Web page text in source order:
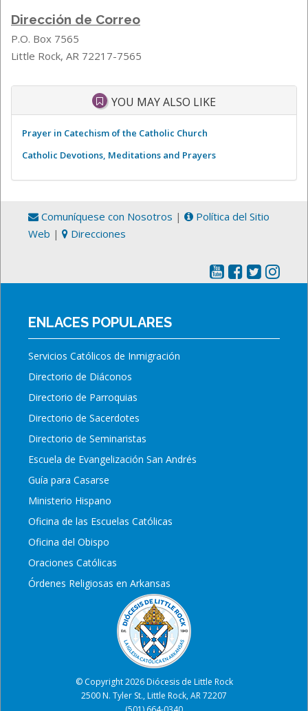
Dirección de Correo
P.O. Box 7565
Little Rock, AR 72217-7565
YOU MAY ALSO LIKE
Prayer in Catechism of the Catholic Church
Catholic Devotions, Meditations and Prayers
Comuníquese con Nosotros |
Política del Sitio
Web | Direcciones
ENLACES POPULARES
Servicios Católicos de Inmigración
Directorio de Diáconos
Directorio de Parroquias
Directorio de Sacerdotes
Directorio de Seminaristas
Escuela de Evangelización San Andrés
Guía para Casarse
Ministerio Hispano
Oficina de las Escuelas Católicas
Oficina del Obispo
Oraciones Católicas
Órdenes Religiosas en Arkansas
© Copyright 2026 Diócesis de Little Rock
2500 N. Tyler St., Little Rock, AR 72207